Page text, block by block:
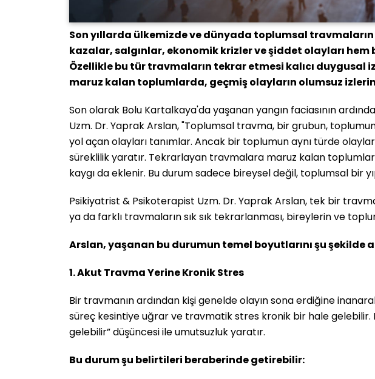
Son yıllarda ülkemizde ve dünyada toplumsal
kazalar, salgınlar, ekonomik krizler ve şiddet olayları hem
Özellikle bu tür travmaların tekrar etmesi kalıcı
maruz kalan toplumlarda, geçmiş olayların olumsuz
Son olarak Bolu Kartalkaya'da yaşanan yangın faciasının
Uzm. Dr. Yaprak Arslan, "Toplumsal travma, bir grubun,
yol açan olayları tanımlar. Ancak bir toplumun aynı türde
süreklilik yaratır. Tekrarlayan travmalara maruz kalan
kaygı da eklenir. Bu durum sadece bireysel değil, toplumsal bir
Psikiyatrist & Psikoterapist Uzm. Dr. Yaprak Arslan, tek bir
ya da farklı travmaların sık sık tekrarlanması, bireylerin ve
Arslan, yaşanan bu durumun temel boyutlarını şu şekilde
1. Akut Travma Yerine Kronik Stres
Bir travmanın ardından kişi genelde olayın sona erdiğine
süreç kesintiye uğrar ve travmatik stres kronik bir hale gelebilir.
gelebilir” düşüncesi ile umutsuzluk yaratır.
Bu durum şu belirtileri beraberinde getirebilir: